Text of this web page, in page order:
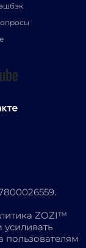
ZOZI™
пользователям